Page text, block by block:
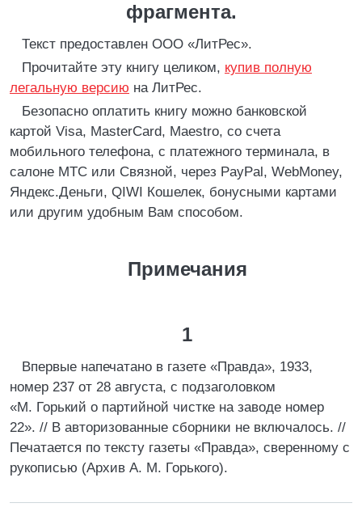
фрагмента.
Текст предоставлен ООО «ЛитРес».
Прочитайте эту книгу целиком, купив полную
легальную версию на ЛитРес.
Безопасно оплатить книгу можно банковской
картой Visa, MasterCard, Maestro, со счета
мобильного телефона, с платежного терминала, в
салоне МТС или Связной, через PayPal, WebMoney,
Яндекс.Деньги, QIWI Кошелек, бонусными картами
или другим удобным Вам способом.
Примечания
1
Впервые напечатано в газете «Правда», 1933,
номер 237 от 28 августа, с подзаголовком
«М. Горький о партийной чистке на заводе номер
22». // В авторизованные сборники не включалось. //
Печатается по тексту газеты «Правда», сверенному с
рукописью (Архив А. М. Горького).